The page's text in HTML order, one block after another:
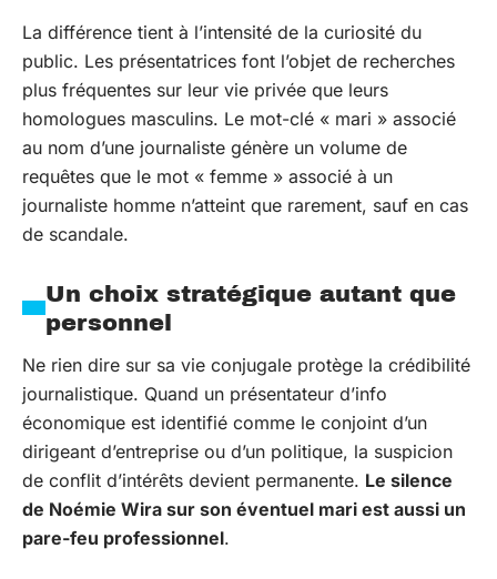
La différence tient à l’intensité de la curiosité du
public. Les présentatrices font l’objet de recherches
plus fréquentes sur leur vie privée que leurs
homologues masculins. Le mot-clé « mari » associé
au nom d’une journaliste génère un volume de
requêtes que le mot « femme » associé à un
journaliste homme n’atteint que rarement, sauf en cas
de scandale.
Un choix stratégique autant que
personnel
Ne rien dire sur sa vie conjugale protège la crédibilité
journalistique. Quand un présentateur d’info
économique est identifié comme le conjoint d’un
dirigeant d’entreprise ou d’un politique, la suspicion
de conflit d’intérêts devient permanente. Le silence
de Noémie Wira sur son éventuel mari est aussi un
pare-feu professionnel.